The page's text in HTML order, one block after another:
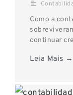
Como a
continuar
Leia Mais →